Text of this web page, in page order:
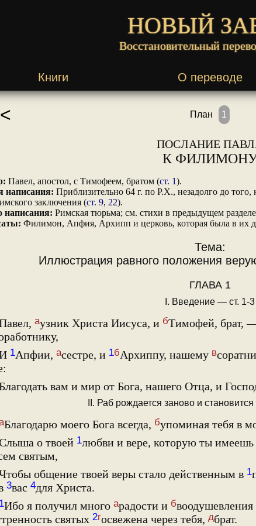
НОВЫЙ
Восстановительный
Книги О переводе
< План 1
ПОСЛАНИЕ
К
Павел, апостол, с Тимофеем, братом (ст. 1).
написания: Приблизительно 64 г. по Р.Х., незадолго до
заключения (ст. 9, 22).
написания: Римская тюрьма; см. стихи в предыдущем
Филимон, Апфия, Архипп и церковь, которая была в их
Тема:
Иллюстрация равного положения
ГЛАВА 1
I. Введение — ст. 1-3
аузник Христа Иисуса, и бТимофей, брат,
1Апфии, асестре, и 1бАрхиппу, нашему в
вам и мир от Бога, нашего Отца, и
II. Раб рождается заново и
Благодарю моего Бога всегда, бупоминая тебя в
о твоей 1любви и вере, которую ты
святым,
общение твоей веры стало действенным в 1
3вас 4для Христа.
1Ибо я получил много арадости и б
святых 2госвежена через тебя, дбрат.